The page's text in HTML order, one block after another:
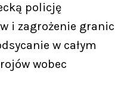
policję
i zagrożenie granic
w całym
wobec